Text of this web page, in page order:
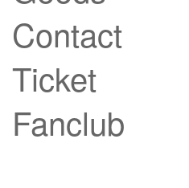
Contact
Ticket
Fanclub